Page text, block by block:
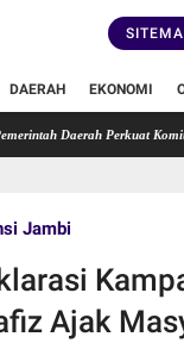
DAERAH EKONOMI
Daerah Perkuat Komitmen
Jambi
Ajak